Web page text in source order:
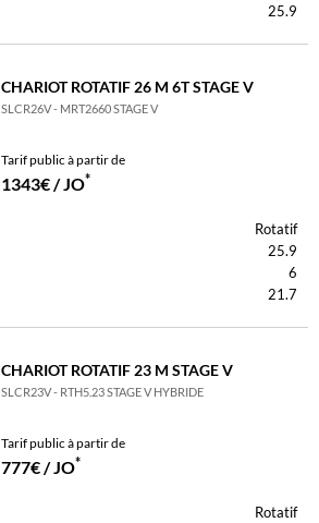
25.9
CHARIOT ROTATIF 26 M 6T STAGE V
SLCR26V - MRT2660 STAGE V
Tarif public à partir de
1343€ / JO*
Rotatif
25.9
6
21.7
CHARIOT ROTATIF 23 M STAGE V
SLCR23V - RTH5.23 STAGE V HYBRIDE
Tarif public à partir de
777€ / JO*
Rotatif